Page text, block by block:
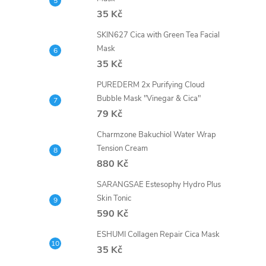
35 Kč
SKIN627 Cica with Green Tea Facial
Mask
35 Kč
PUREDERM 2x Purifying Cloud
Bubble Mask "Vinegar & Cica"
79 Kč
Charmzone Bakuchiol Water Wrap
Tension Cream
880 Kč
SARANGSAE Estesophy Hydro Plus
Skin Tonic
590 Kč
ESHUMI Collagen Repair Cica Mask
35 Kč